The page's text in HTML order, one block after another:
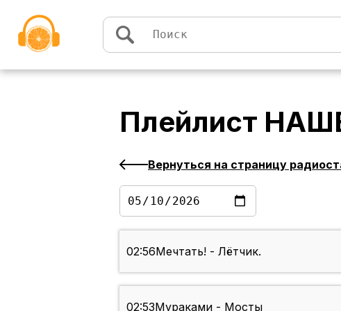
Плейлист
Вернуться на страницу
02:56Мечтать! - Лётчик.
02:53Мураками - Мосты